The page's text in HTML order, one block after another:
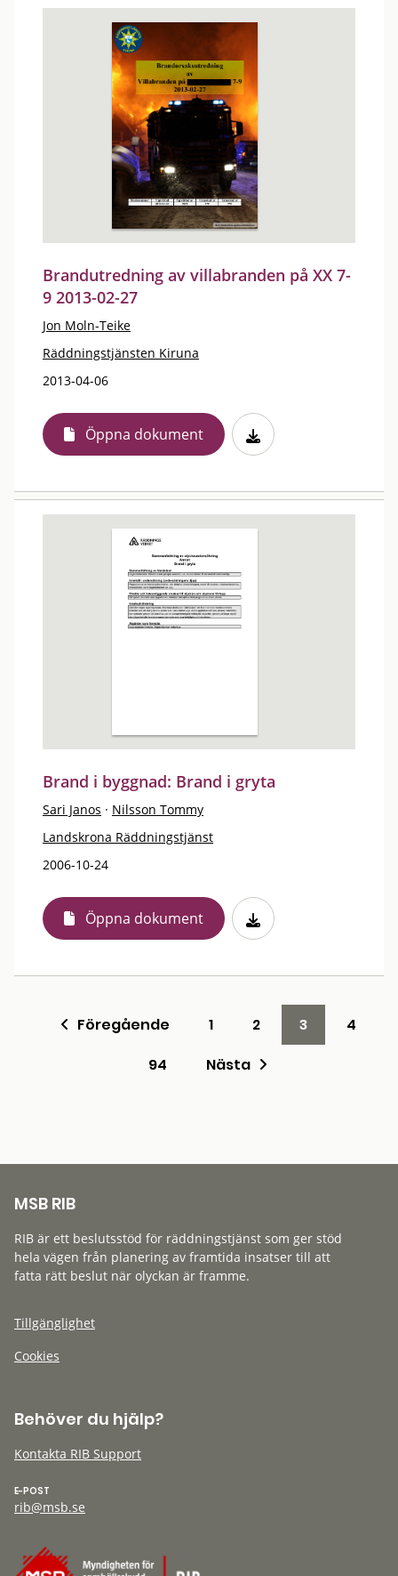
Brandutredning av villabranden på XX 7-
9 2013-02-27
Jon Moln-Teike
Räddningstjänsten Kiruna
2013-04-06
Öppna dokument
Brand i byggnad: Brand i gryta
Sari Janos · Nilsson Tommy
Landskrona Räddningstjänst
2006-10-24
Öppna dokument
Föregående 1 2 3
4
94
Nästa
MSB RIB
RIB är ett beslutsstöd för räddningstjänst som ger stöd
hela vägen från planering av framtida insatser till att
fatta rätt beslut när olyckan är framme.
Tillgänglighet
Cookies
Behöver du hjälp?
Kontakta RIB Support
E-POST
rib@msb.se